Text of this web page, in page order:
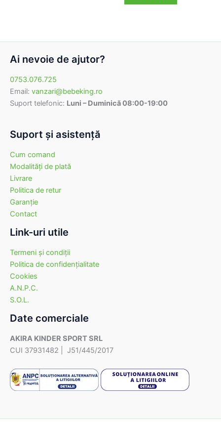
Ai nevoie de ajutor?
0753.076.725
Email: vanzari@bebeking.ro
Suport telefonic: Luni – Duminică 08:00-19:00
Suport şi asistenţă
Cum comand
Modalităţi de plată
Livrare
Politica de retur
Garanţie
Contact
Link-uri utile
Termeni şi condiţii
Politica de confidenţialitate
Cookies
A.N.P.C.
S.O.L.
Date comerciale
AKIRA KINDER SPORT SRL
CUI 37931482 | J51/445/2017